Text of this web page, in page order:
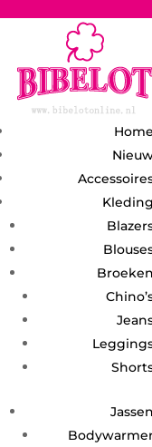
Home
Kleding
Broeken
Jassen
/ Product
Geen
je